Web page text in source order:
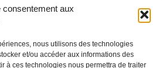
consentement aux
nous utilisons des technologies
et/ou accéder aux informations des
à ces technologies nous permettra de traiter